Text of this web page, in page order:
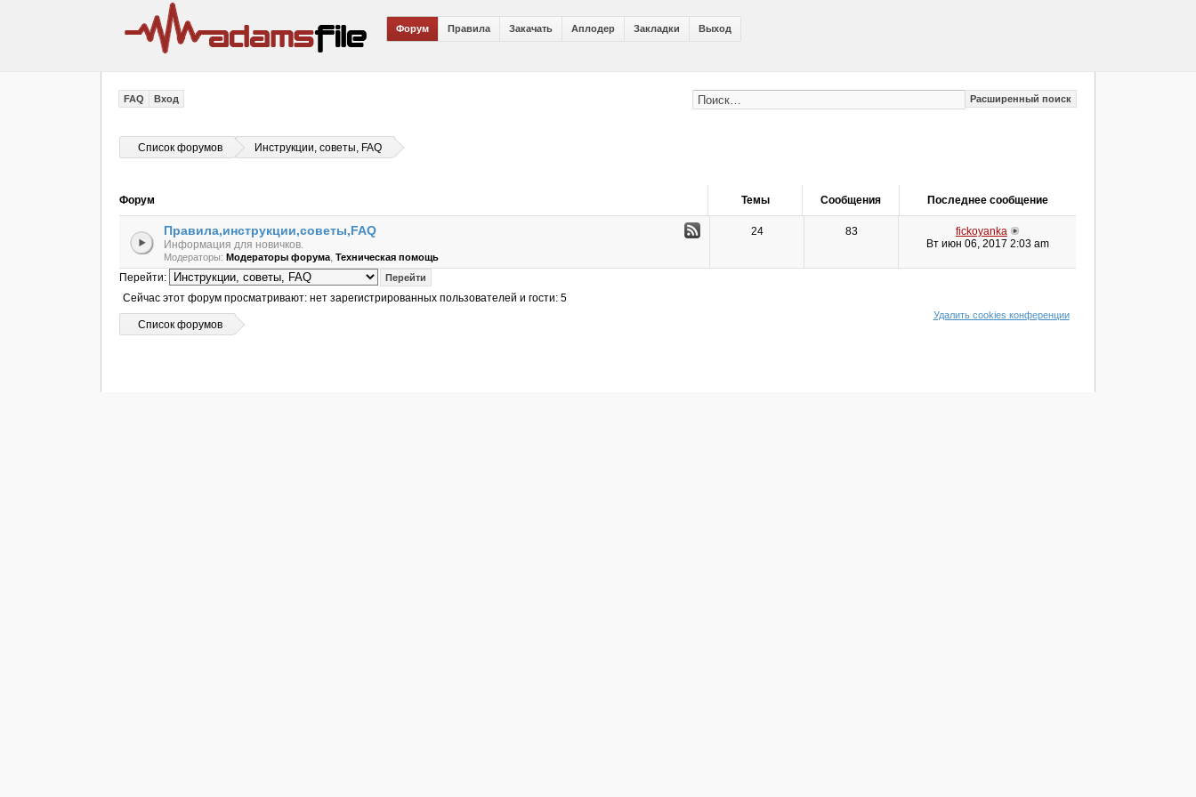
Форум Правила Закачать Аплодер Закладки Выход
FAQ Вход Расширенный поиск
Список форумов Инструкции, советы, FAQ
Форум Темы Сообщения Последнее сообщение
Правила,инструкции,советы,FAQ
Информация для новичков.
Модераторы: Модераторы форума,Техническая помощь
24 83
fickoyanka
Вт июн 06, 2017 2:03 am
Перейти:
Сейчас этот форум просматривают: нет зарегистрированных пользователей и гости: 5
Удалить cookies конференции
Список форумов